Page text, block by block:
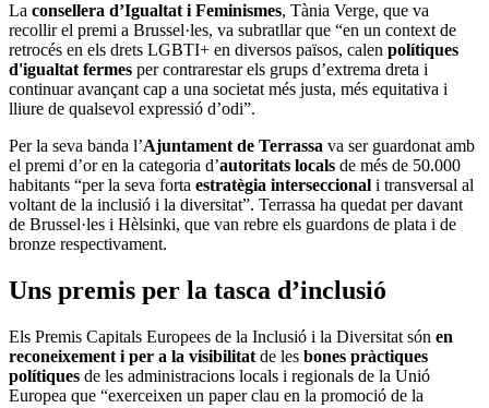
La consellera d’Igualtat i Feminismes, Tània Verge, que va
recollir el premi a Brussel·les, va subratllar que “en un context de
retrocés en els drets LGBTI+ en diversos països, calen polítiques
d'igualtat fermes per contrarestar els grups d’extrema dreta i
continuar avançant cap a una societat més justa, més equitativa i
lliure de qualsevol expressió d’odi”.
Per la seva banda l’Ajuntament de Terrassa va ser guardonat amb
el premi d’or en la categoria d’autoritats locals de més de 50.000
habitants “per la seva forta estratègia interseccional i transversal al
voltant de la inclusió i la diversitat”. Terrassa ha quedat per davant
de Brussel·les i Hèlsinki, que van rebre els guardons de plata i de
bronze respectivament.
Uns premis per la tasca d’inclusió
Els Premis Capitals Europees de la Inclusió i la Diversitat són en
reconeixement i per a la visibilitat de les bones pràctiques
polítiques de les administracions locals i regionals de la Unió
Europea que “exerceixen un paper clau en la promoció de la